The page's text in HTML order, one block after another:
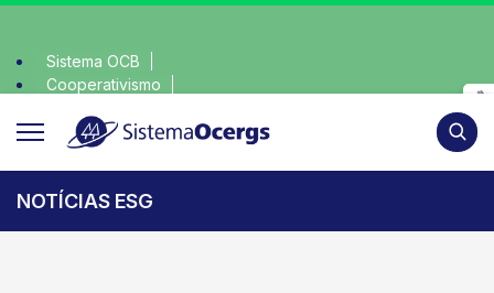
Sistema OCB
Cooperativismo
NOTÍCIAS ESG